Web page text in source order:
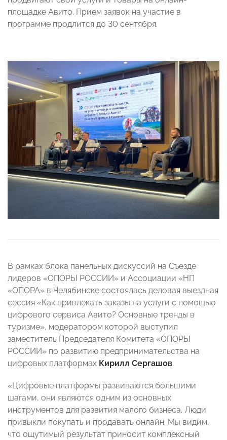
площадке Авито. Прием заявок на участие в
программе продлится до 30 сентября.
В рамках блока панельных дискуссий на Съезде
лидеров «ОПОРЫ РОССИИ» и Ассоциации «НП
«ОПОРА» в Челябинске состоялась деловая выездная
сессия «Как привлекать заказы на услуги с помощью
цифрового сервиса Авито? Основные тренды в
туризме», модератором которой выступил
заместитель Председателя Комитета «ОПОРЫ
РОССИИ» по развитию предпринимательства на
цифровых платформах Кирилл Сергашов.
«Цифровые платформы развиваются большими
шагами, они являются одним из основных
инструментов для развития малого бизнеса. Люди
привыкли покупать и продавать онлайн. Мы видим,
что ощутимый результат приносит комплексный